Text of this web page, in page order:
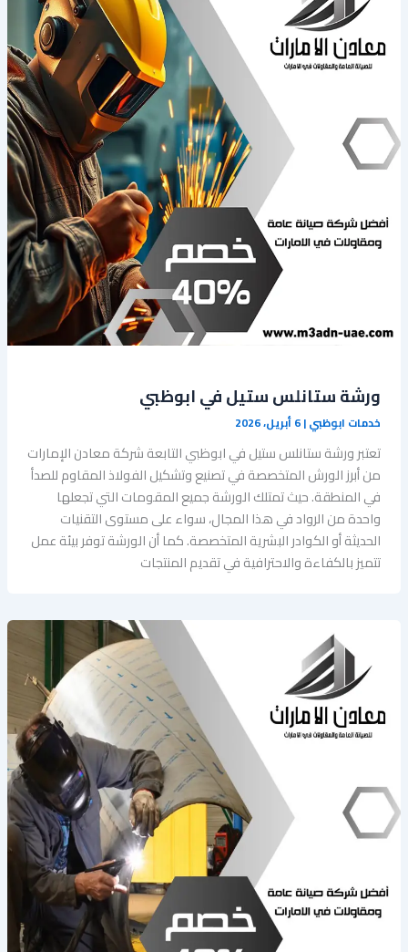
‏ورشة ستانلس ستيل في ابوظبي
خدمات ابوظبي|6 أبريل، 2026
تعتبر ‏ورشة ستانلس ستيل في ابوظبي التابعة شركة معادن الإمارات
من أبرز الورش المتخصصة في تصنيع وتشكيل الفولاذ المقاوم للصدأ
في المنطقة. حيث تمتلك الورشة جميع المقومات التي تجعلها
واحدة من الرواد في هذا المجال، سواء على مستوى التقنيات
الحديثة أو الكوادر البشرية المتخصصة. كما أن الورشة توفر بيئة عمل
تتميز بالكفاءة والاحترافية في تقديم المنتجات